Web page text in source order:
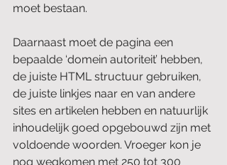
moet bestaan.
Daarnaast moet de pagina een
bepaalde ‘domein autoriteit’ hebben,
de juiste HTML structuur gebruiken,
de juiste linkjes naar en van andere
sites en artikelen hebben en natuurlijk
inhoudelijk goed opgebouwd zijn met
voldoende woorden. Vroeger kon je
nog wegkomen met 250 tot 300